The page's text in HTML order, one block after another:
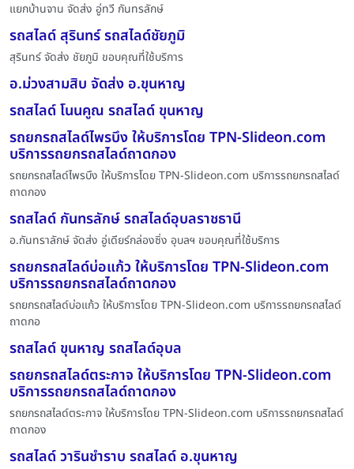
แยกบ้านจาน จัดส่ง อู่ทวี กันทรลักษ์
รถสไลด์ สุรินทร์ รถสไลด์ชัยภูมิ
สุรินทร์ จัดส่ง ชัยภูมิ ขอบคุณที่ใช้บริการ
อ.ม่วงสามสิบ จัดส่ง อ.ขุนหาญ
รถสไลด์ โนนคูณ รถสไลด์ ขุนหาญ
รถยกรถสไลด์ไพรบึง ให้บริการโดย TPN-Slideon.com
บริการรถยกรถสไลด์ถาดกอง
รถยกรถสไลด์ไพรบึง ให้บริการโดย TPN-Slideon.com บริการรถยกรถสไลด์
ถาดกอง
รถสไลด์ กันทรลักษ์ รถสไลด์อุบลราชธานี
อ.กันทราลักษ์ จัดส่ง อู่เดียร์กล่องซิ่ง อุบลฯ ขอบคุณที่ใช้บริการ
รถยกรถสไลด์บ่อแก้ว ให้บริการโดย TPN-Slideon.com
บริการรถยกรถสไลด์ถาดกอง
รถยกรถสไลด์บ่อแก้ว ให้บริการโดย TPN-Slideon.com บริการรถยกรถสไลด์
ถาดกอ
รถสไลด์ ขุนหาญ รถสไลด์อุบล
รถยกรถสไลด์ตระกาจ ให้บริการโดย TPN-Slideon.com
บริการรถยกรถสไลด์ถาดกอง
รถยกรถสไลด์ตระกาจ ให้บริการโดย TPN-Slideon.com บริการรถยกรถสไลด์
ถาดกอง
รถสไลด์ วารินชำราบ รถสไลด์ อ.ขุนหาญ